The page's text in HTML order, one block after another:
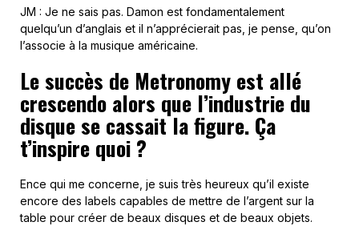
JM : Je ne sais pas. Damon est fondamentalement
quelqu’un d’anglais et il n’apprécierait pas, je pense, qu’on
l’associe à la musique américaine.
Le succès de Metronomy est allé
crescendo alors que l’industrie du
disque se cassait la figure. Ça
t’inspire quoi ?
Ence qui me concerne, je suis très heureux qu’il existe
encore des labels capables de mettre de l’argent sur la
table pour créer de beaux disques et de beaux objets.